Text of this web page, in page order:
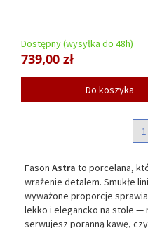
Dostępny (wysyłka do 48h)
739,00 zł
Do koszyka
1
Fason Astra to porcelana,
wrażenie detalem. Smukłe
wyważone proporcje
lekko i elegancko na stole —
serwujesz poranną kawę,